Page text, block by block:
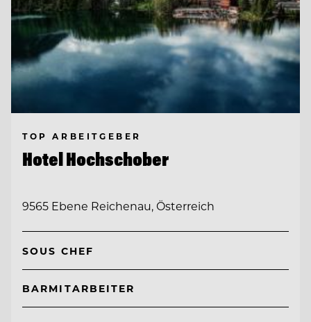
TOP ARBEITGEBER
Hotel Hochschober
9565 Ebene Reichenau, Österreich
SOUS CHEF
BARMITARBEITER